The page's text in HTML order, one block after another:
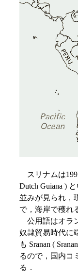
スリナムは
Dutch Guiana )
並みが見られ，
で，海岸で穫れ
公用語はオラ
奴隷貿易時代に
も Sranan (
るので，国内コ
る．